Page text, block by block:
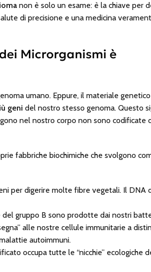
non è solo un esame: è la chiave per
di precisione e una medicina
Microrganismi è
umano. Eppure, il materiale
geni del nostro stesso genoma. Questo
nel nostro corpo non sono codificate
fabbriche biochimiche che svolgono
per digerire molte fibre vegetali. Il DNA
del gruppo B sono prodotte dai nostri
alle nostre cellule immunitarie a
autoimmuni.
occupa tutte le “nicchie” ecologiche